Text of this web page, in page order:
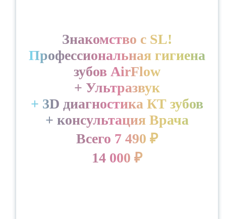
Знакомство с SL!
Профессиональная гигиена
зубов AirFlow
+ Ультразвук
+ 3D диагностика КТ зубов
+ консультация Врача
Всего 7 490 ₽
14 000 ₽